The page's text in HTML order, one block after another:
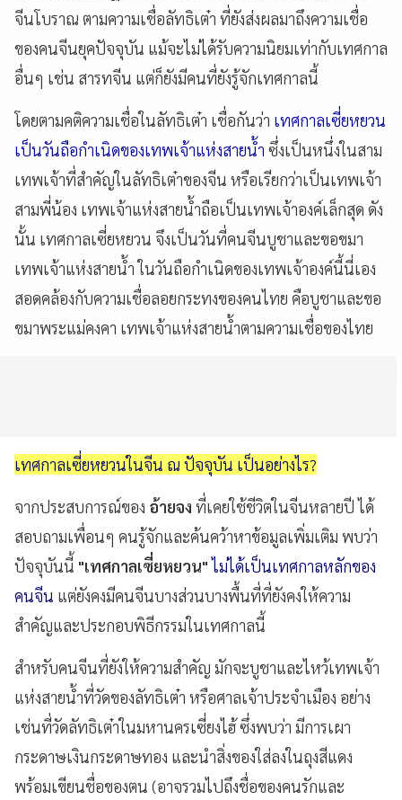
จีนโบราณ ตามความเชื่อลัทธิเต๋า ที่ยังส่งผลมาถึงความเชื่อ
ของคนจีนยุคปัจจุบัน แม้จะไม่ได้รับความนิยมเท่ากับเทศกาล
อื่นๆ เช่น สารทจีน แต่ก็ยังมีคนที่ยังรู้จักเทศกาลนี้
โดยตามคติความเชื่อในลัทธิเต๋า เชื่อกันว่า เทศกาลเซี่ยหยวน
เป็นวันถือกำเนิดของเทพเจ้าแห่งสายน้ำ ซึ่งเป็นหนึ่งในสาม
เทพเจ้าที่สำคัญในลัทธิเต๋าของจีน หรือเรียกว่าเป็นเทพเจ้า
สามพี่น้อง เทพเจ้าแห่งสายน้ำถือเป็นเทพเจ้าองค์เล็กสุด ดัง
นั้น เทศกาลเซี่ยหยวน จึงเป็นวันที่คนจีนบูชาและขอขมา
เทพเจ้าแห่งสายน้ำ ในวันถือกำเนิดของเทพเจ้าองค์นี้นี่เอง
สอดคล้องกับความเชื่อลอยกระทงของคนไทย คือบูชาและขอ
ขมาพระแม่คงคา เทพเจ้าแห่งสายน้ำตามความเชื่อของไทย
เทศกาลเซี่ยหยวนในจีน ณ ปัจจุบัน เป็นอย่างไร?
จากประสบการณ์ของ อ้ายจง ที่เคยใช้ชีวิตในจีนหลายปี ได้
สอบถามเพื่อนๆ คนรู้จักและค้นคว้าหาข้อมูลเพิ่มเติม พบว่า
ปัจจุบันนี้ "เทศกาลเซี่ยหยวน"ไม่ได้เป็นเทศกาลหลักของ
คนจีน แต่ยังคงมีคนจีนบางส่วนบางพื้นที่ที่ยังคงให้ความ
สำคัญและประกอบพิธีกรรมในเทศกาลนี้
สำหรับคนจีนที่ยังให้ความสำคัญ มักจะบูชาและไหว้เทพเจ้า
แห่งสายน้ำที่วัดของลัทธิเต๋า หรือศาลเจ้าประจำเมือง อย่าง
เช่นที่วัดลัทธิเต๋าในมหานครเซี่ยงไฮ้ ซึ่งพบว่า มีการเผา
กระดาษเงินกระดาษทอง และนำสิ่งของใส่ลงในถุงสีแดง
พร้อมเขียนชื่อของตน (อาจรวมไปถึงชื่อของคนรักและ